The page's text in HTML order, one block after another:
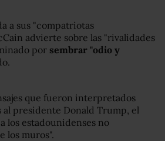
a sus "compatriotas
advierte sobre las "rivalidades
por sembrar "odio y
que fueron interpretados
al presidente Donald Trump, el
los estadounidenses no
los muros".